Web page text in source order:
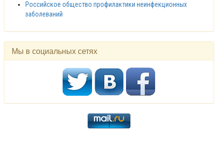
Российское общество профилактики неинфекционных
заболеваний
Мы в социальных сетях